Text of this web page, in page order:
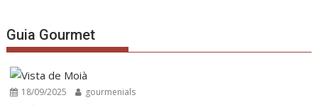
Guia Gourmet
18/09/2025 gourmenials